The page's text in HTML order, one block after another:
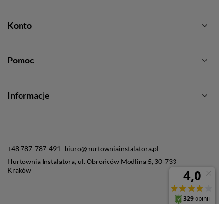
Konto
Pomoc
Informacje
+48 787-787-491 biuro@hurtowniainstalatora.pl
Hurtownia Instalatora, ul. Obrońców Modlina 5, 30-733
Kraków